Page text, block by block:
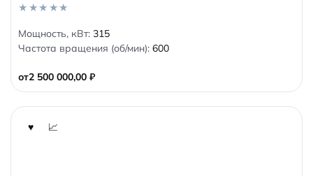
от2 500 000,00 ₽
0
o
u
f
5
Мощность, кВт: 315
Частота вращения (об/мин): 600